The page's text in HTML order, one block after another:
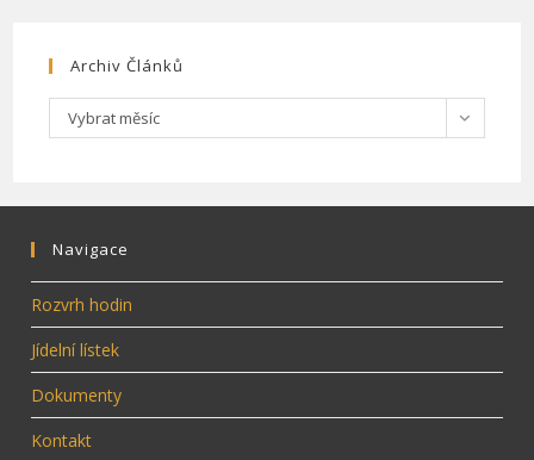
Archiv Článků
Archiv
článků
Vybrat měsíc
Navigace
Rozvrh hodin
Jídelní lístek
Dokumenty
Kontakt